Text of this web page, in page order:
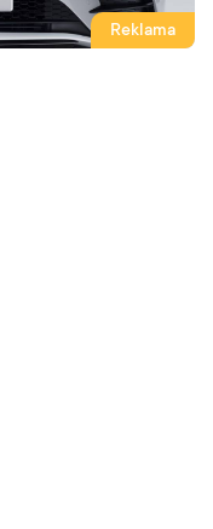
Reklama